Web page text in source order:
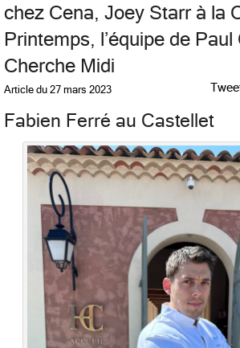
chez Cena, Joey Starr à la
Printemps, l’équipe de
Cherche Midi
Article du 27 mars 2023
Fabien Ferré au Castellet